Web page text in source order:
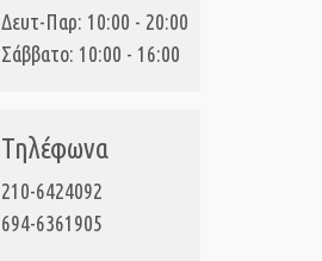
Δευτ-Παρ: 10:00 - 20:00
Σάββατο: 10:00 - 16:00
Τηλέφωνα
210-6424092
694-6361905